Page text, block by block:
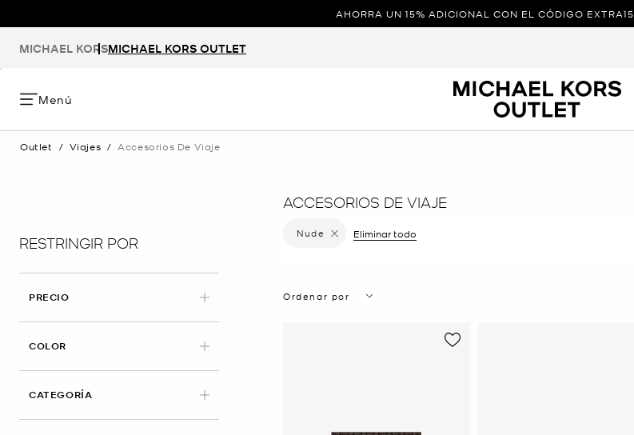
AHORRA UN 15% ADICIONAL CON EL CÓDIGO EXTRA15.
MICHAEL KORSMICHAEL KORS OUTLET
Menú
Outlet / Viajes / Accesorios De Viaje
RESTRINGIR POR
PRECIO
COLOR
CATEGORÍA
ACCESORIOS DE VIAJE
Eliminar filtro Actualmente restringido porColor: Nude
Nude Eliminar todo
Ordenar por